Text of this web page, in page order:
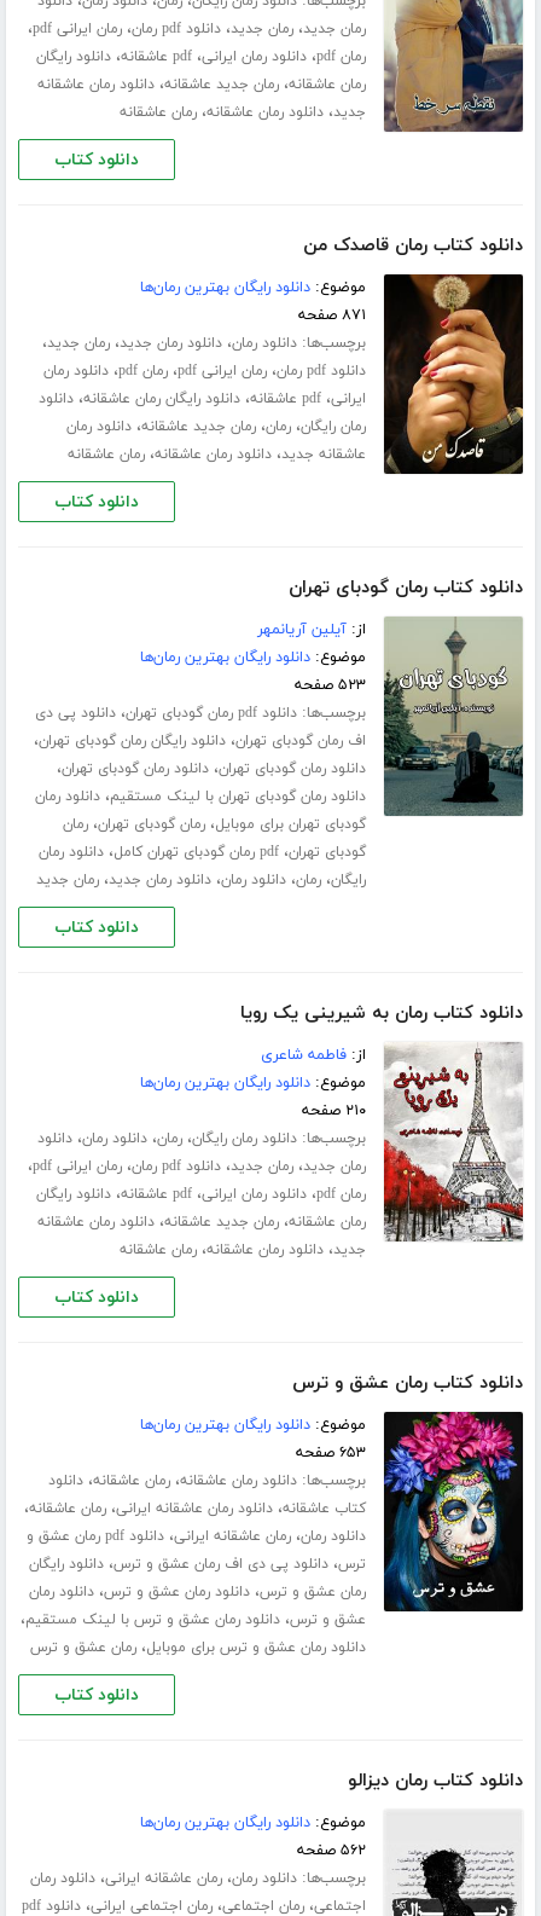
رمان جدید،رمان جدید،دانلود pdf رمان ،رمان ایرانی pdf ،
رمان pdf ،دانلود رمان ایرانی،pdf عاشقانه ،دانلود رایگان
رمان عاشقانه،رمان جدید عاشقانه،دانلود رمان عاشقانه
جدید،دانلود رمان عاشقانه،رمان عاشقانه
دانلود کتاب
دانلود کتاب رمان قاصدک من
موضوع:دانلود رایگان بهترین رمان‌ها
۸۷۱ صفحه
برچسب‌ها:دانلود رمان،دانلود رمان جدید،رمان جدید،
دانلود pdf رمان ،رمان ایرانی pdf ،رمان pdf ،دانلود رمان
ایرانی،pdf عاشقانه ،دانلود رایگان رمان عاشقانه،دانلود
رمان رایگان،رمان،رمان جدید عاشقانه،دانلود رمان
عاشقانه جدید،دانلود رمان عاشقانه،رمان عاشقانه
دانلود کتاب
دانلود کتاب رمان گودبای تهران
از:آیلین آریانمهر
موضوع:دانلود رایگان بهترین رمان‌ها
۵۲۳ صفحه
برچسب‌ها:دانلود pdf رمان گودبای تهران ،دانلود پی دی
اف رمان گودبای تهران،دانلود رایگان رمان گودبای تهران،
دانلود رمان گودبای تهران،دانلود رمان گودبای تهران،
دانلود رمان گودبای تهران با لینک مستقیم،دانلود رمان
گودبای تهران برای موبایل،رمان گودبای تهران،رمان
گودبای تهران،pdf رمان گودبای تهران کامل ،دانلود رمان
رایگان،رمان،دانلود رمان،دانلود رمان جدید،رمان جدید
دانلود کتاب
دانلود کتاب رمان به شیرینی یک رویا
از:فاطمه شاعری
موضوع:دانلود رایگان بهترین رمان‌ها
۲۱۰ صفحه
برچسب‌ها:دانلود رمان رایگان،رمان،دانلود رمان،دانلود
رمان جدید،رمان جدید،دانلود pdf رمان ،رمان ایرانی pdf ،
رمان pdf ،دانلود رمان ایرانی،pdf عاشقانه ،دانلود رایگان
رمان عاشقانه،رمان جدید عاشقانه،دانلود رمان عاشقانه
جدید،دانلود رمان عاشقانه،رمان عاشقانه
دانلود کتاب
دانلود کتاب رمان عشق و ترس
موضوع:دانلود رایگان بهترین رمان‌ها
۶۵۳ صفحه
برچسب‌ها:دانلود رمان عاشقانه،رمان عاشقانه،دانلود
کتاب عاشقانه،دانلود رمان عاشقانه ایرانی،رمان عاشقانه،
دانلود رمان،رمان عاشقانه ایرانی،
دانلود pdf رمان عشق و
ترس،دانلود پی دی اف رمان عشق و ترس،دانلود رایگان
رمان عشق و ترس،دانلود رمان عشق و ترس،دانلود رمان
عشق و ترس،دانلود رمان عشق و ترس با لینک مستقیم،
دانلود رمان عشق و ترس برای موبایل،رمان عشق و ترس
دانلود کتاب
دانلود کتاب رمان دیزالو
موضوع:دانلود رایگان بهترین رمان‌ها
۵۶۲ صفحه
برچسب‌ها:دانلود رمان،رمان عاشقانه ایرانی،دانلود رمان
اجتماعی،رمان اجتماعی،رمان اجتماعی ایرانی،
دانلود pdf